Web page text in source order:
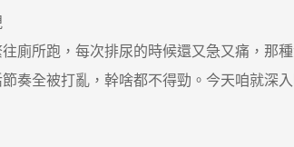
所跑，每次排尿的時候還又急又痛，那
奏全被打亂，幹啥都不得勁。今天咱就深